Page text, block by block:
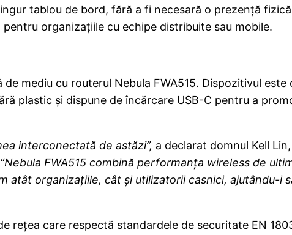
tablou de bord, fără a fi necesară o prezență
organizațiile cu echipe distribuite sau mobile.
mediu cu routerul Nebula FWA515. Dispozitivul
plastic și dispune de încărcare USB-C pentru a
interconectată de astăzi”, a declarat domnul Kell
“Nebula FWA515 combină performanța wireless de
atât organizațiile, cât și utilizatorii casnici, ajutându-i
rețea care respectă standardele de securitate EN